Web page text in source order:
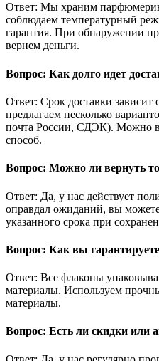
Ответ: Мы храним
соблюдаем температурный
гарантия. При обнаружении
вернем деньги.
Вопрос: Как долго идет
Ответ: Срок доставки
предлагаем несколько
почта России, СДЭК). Можно
способ.
Вопрос: Можно ли вернуть
Ответ: Да, у нас действует
оправдал ожиданий, вы
указанного срока при
Вопрос: Как вы
Ответ: Все флаконы
материалы. Используем
материалы.
Вопрос: Есть ли скидки или